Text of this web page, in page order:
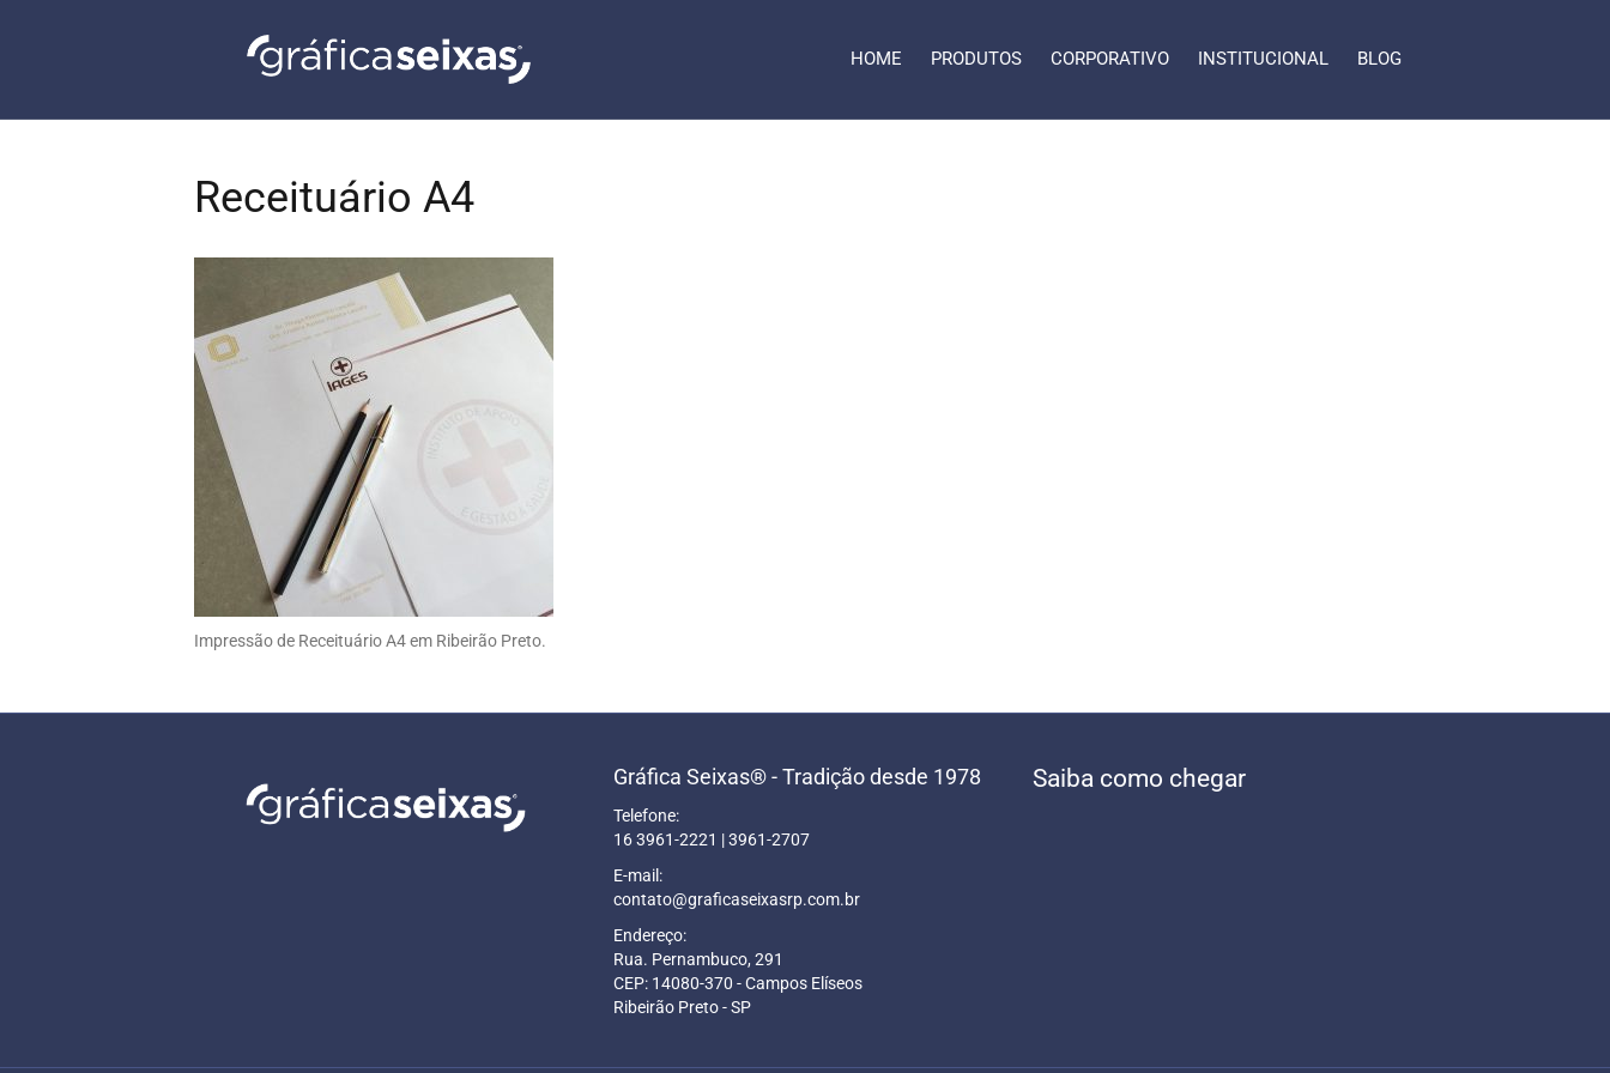
HOME PRODUTOS CORPORATIVO INSTITUCIONAL BLOG
Receituário A4
Impressão de Receituário A4 em Ribeirão Preto.
Gráfica Seixas® - Tradição desde 1978
Telefone:
16 3961-2221 | 3961-2707
E-mail:
contato@graficaseixasrp.com.br
Endereço:
Rua. Pernambuco, 291
CEP: 14080-370 - Campos Elíseos
Ribeirão Preto - SP
Saiba como chegar